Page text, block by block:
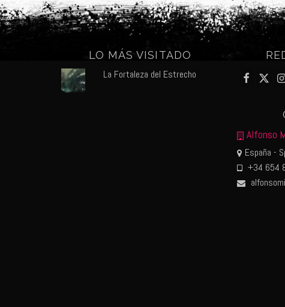
LO MÁS VISITADO
La Fortaleza del Estrecho
Alfonso
España -
+34 654